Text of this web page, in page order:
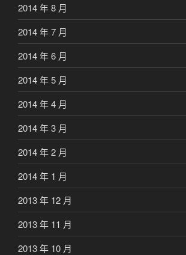
2014 年 8 月
2014 年 7 月
2014 年 6 月
2014 年 5 月
2014 年 4 月
2014 年 3 月
2014 年 2 月
2014 年 1 月
2013 年 12 月
2013 年 11 月
2013 年 10 月